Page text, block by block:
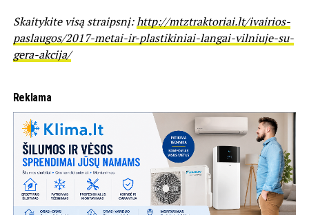
Skaitykite visą straipsnį:http://mtztraktoriai.lt/ivairios-
paslaugos/2017-metai-ir-plastikiniai-langai-vilniuje-su-
gera-akcija/
Reklama